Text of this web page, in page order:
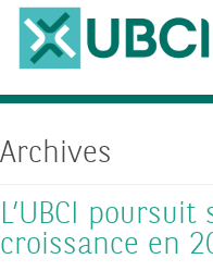
Archives
L’UBCI
croissance en